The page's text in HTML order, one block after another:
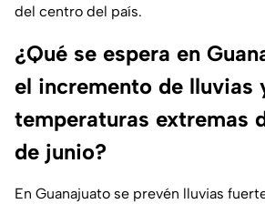
del centro del país.
¿Qué se espera en
el incremento de lluvias
temperaturas extremas
de junio?
En Guanajuato se prevén lluvias